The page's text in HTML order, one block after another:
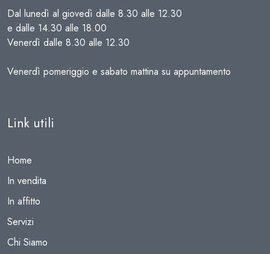
Dal lunedì al giovedì dalle 8.30 alle 12.30
e dalle 14.30 alle 18.00
Venerdì dalle 8.30 alle 12.30
Venerdì pomeriggio e sabato mattina su appuntamento
Link utili
Home
In vendita
In affitto
Servizi
Chi Siamo